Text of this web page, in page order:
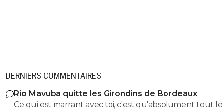
DERNIERS COMMENTAIRES
Rio Mavuba quitte les Girondins de Bordeaux
Ce qui est marrant avec toi, c'est qu'absolument tout